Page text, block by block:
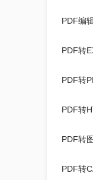
PDF编
PDF转
PDF转
PDF转
PDF转
PDF转